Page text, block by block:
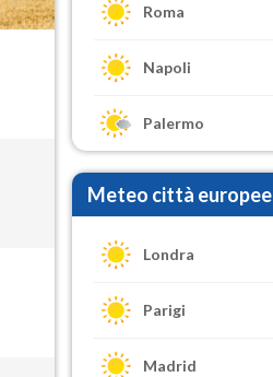
Roma
Napoli
Palermo
Meteo città europee
Londra
Parigi
Madrid